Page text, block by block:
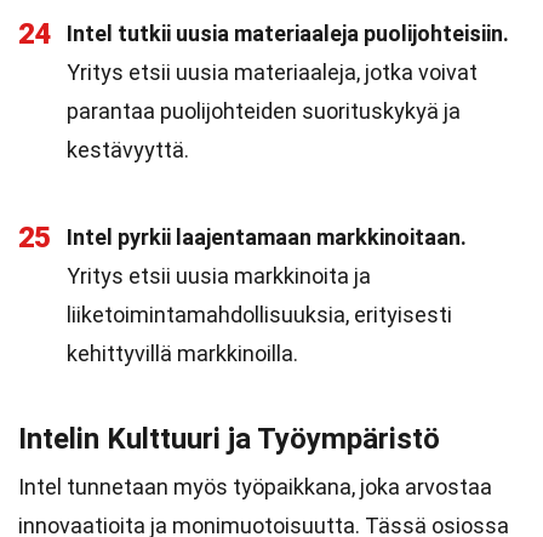
24
Intel tutkii uusia materiaaleja puolijohteisiin.
Yritys etsii uusia materiaaleja, jotka voivat
parantaa puolijohteiden suorituskykyä ja
kestävyyttä.
25
Intel pyrkii laajentamaan markkinoitaan.
Yritys etsii uusia markkinoita ja
liiketoimintamahdollisuuksia, erityisesti
kehittyvillä markkinoilla.
Intelin Kulttuuri ja Työympäristö
Intel tunnetaan myös työpaikkana, joka arvostaa
innovaatioita ja monimuotoisuutta. Tässä osiossa